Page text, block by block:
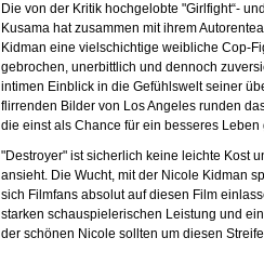
Die von der Kritik hochgelobte "Girlfight“-
Kusama hat zusammen mit ihrem
Kidman eine vielschichtige weibliche Cop-
gebrochen, unerbittlich und dennoch
intimen Einblick in die Gefühlswelt seiner
flirrenden Bilder von Los Angeles runden
die einst als Chance für ein besseres
"Destroyer" ist sicherlich keine leichte Kost
ansieht. Die Wucht, mit der Nicole Kidman
sich Filmfans absolut auf diesen Film
starken schauspielerischen Leistung und
der schönen Nicole sollten um diesen